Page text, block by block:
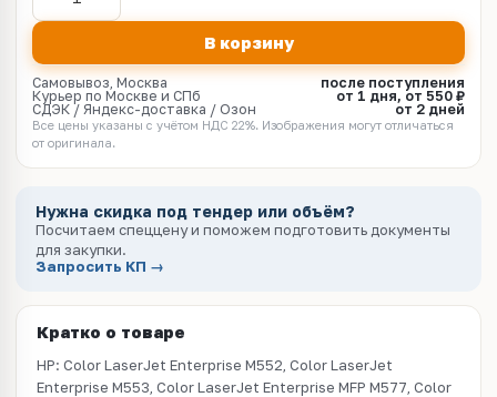
В корзину
Самовывоз, Москва
после поступления
Курьер по Москве и СПб
от 1 дня, от 550 ₽
СДЭК / Яндекс-доставка / Озон
от 2 дней
Все цены указаны с учётом НДС 22%. Изображения могут отличаться
от оригинала.
Нужна скидка под тендер или объём?
Посчитаем спеццену и поможем подготовить документы
для закупки.
Запросить КП →
Кратко о товаре
HP: Color LaserJet Enterprise M552, Color LaserJet
Enterprise M553, Color LaserJet Enterprise MFP M577, Color